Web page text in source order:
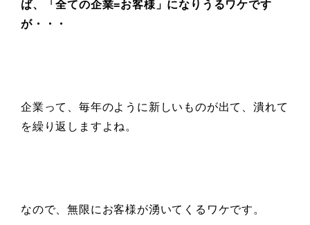
ば、「全ての企業=お客様」になりうるワケです
が・・・
企業って、毎年のように新しいものが出て、潰れて
を繰り返しますよね。
なので、無限にお客様が湧いてくるワケです。